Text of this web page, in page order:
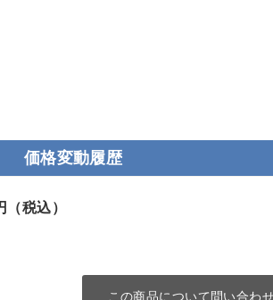
価格変動履歴
税込）
この商品について問い合わ